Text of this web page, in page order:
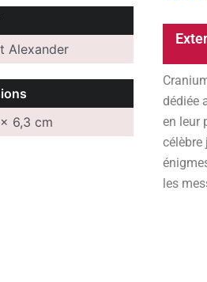
Alexander
6,3 cm
dédiée
en leur
célèbre
les